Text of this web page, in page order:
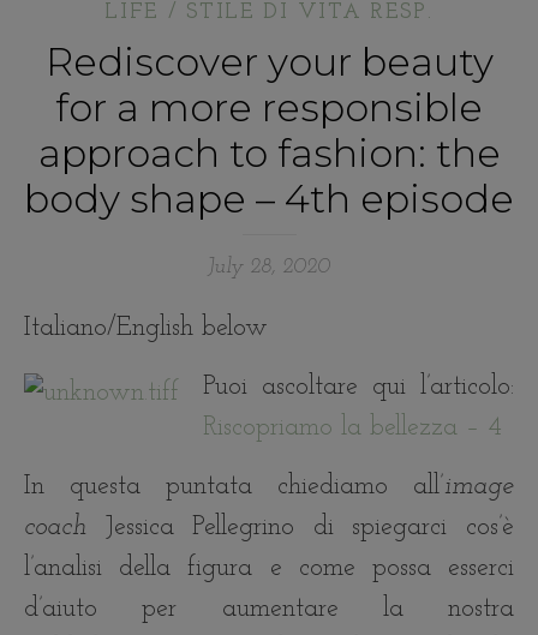
LIFE / STILE DI VITA RESP.
Rediscover your beauty
for a more responsible
approach to fashion: the
body shape – 4th episode
July 28, 2020
Italiano/English below
Puoi ascoltare qui l’articolo:
Riscopriamo la bellezza – 4
In questa puntata chiediamo all’image
coach Jessica Pellegrino di spiegarci cos’è
l’analisi della figura e come possa esserci
d’aiuto per aumentare la nostra